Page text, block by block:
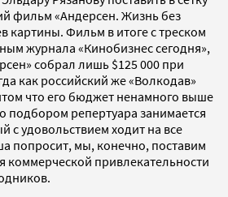
фильм «Андерсен. Жизнь без
картины. Фильм в итоге с треском
журнала «Кинобизнес сегодня»,
собрал лишь $125 000 при
как российский же «Волкодав»
что его бюджет ненамного выше
репертуара занимается
с удовольствием ходит на все
попросит, мы, конечно, поставим
коммерческой привлекательности